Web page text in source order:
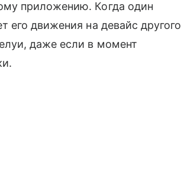
приложению. Когда один
его движения на девайс другого
даже если в момент